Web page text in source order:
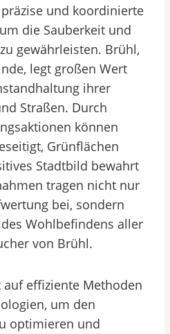
und koordinierte
die Sauberkeit und
gewährleisten. Brühl,
legt großen Wert
ihrer
Straßen. Durch
können
Grünflächen
Stadtbild bewahrt
tragen nicht nur
bei, sondern
Wohlbefindens aller
von Brühl.
auf effiziente Methoden
um den
optimieren und